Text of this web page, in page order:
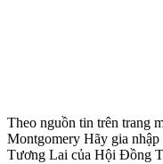
Theo nguồn tin trên trang
Montgomery Hãy gia
Tương Lai của Hội Đồng